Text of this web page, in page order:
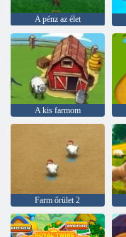
A pénz az élet
A kis farmom
Farm őrület 2